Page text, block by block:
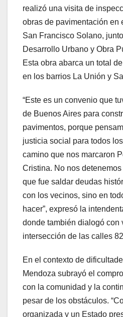
realizó una visita de
obras de pavimentación en
San Francisco Solano,
Desarrollo Urbano y Obra
Esta obra abarca un total
en los barrios La Unión y
“Este es un convenio que
de Buenos Aires para
pavimentos, porque
justicia social para todos
camino que nos marcaron
Cristina. No nos
que fue saldar deudas
con los vecinos, sino en
hacer”, expresó la
donde también dialogó con
intersección de las calles
En el contexto de
Mendoza subrayó el
con la comunidad y la
pesar de los obstáculos.
organizada y un Estado